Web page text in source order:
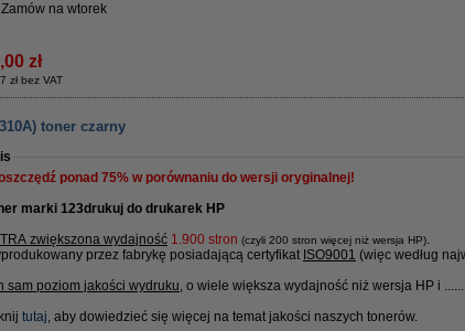
Zamów na wtorek
zł
zł bez VAT
toner czarny
ponad 75% w porównaniu do wersji oryginalnej!
marki 123drukuj do drukarek HP
zwiększona wydajność 1.900 stron (czyli 200 stron więcej niż wersja HP).
przez fabrykę posiadającą certyfikat ISO9001 (więc według
sam poziom jakości wydruku, o wiele większa wydajność niż wersja HP i
tutaj, aby dowiedzieć się więcej na temat jakości naszych tonerów.